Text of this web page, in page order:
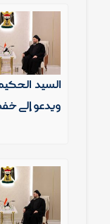
السيد
ويدعو إلى